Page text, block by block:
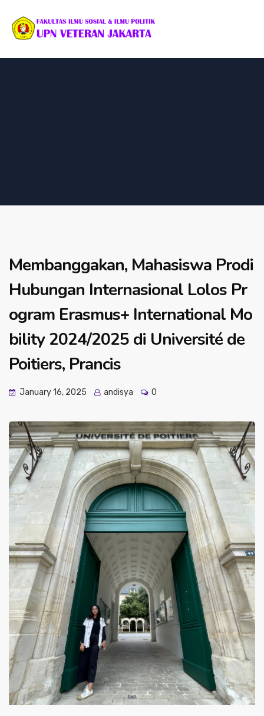
Membanggakan, Mahasiswa Prodi
Hubungan Internasional Lolos Pr
ogram Erasmus+ International Mo
bility 2024/2025 di Université de
Poitiers, Prancis
January 16, 2025 andisya 0